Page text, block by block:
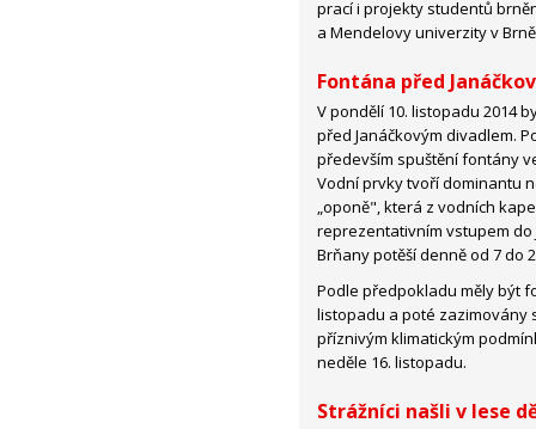
prací i projekty studentů
a Mendelovy univerzity v
Fontána před
V pondělí 10. listopadu 2014
před Janáčkovým divadlem.
především spuštění fontány
Vodní prvky tvoří dominantu
„oponě", která z vodních
reprezentativním vstupem do
Brňany potěší denně od 7 do
Podle předpokladu měly být
listopadu a poté zazimovány
příznivým klimatickým
neděle 16. listopadu.
Strážníci našli v lese